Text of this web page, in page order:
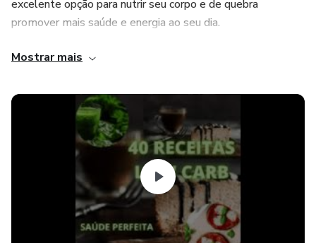
excelente opção para nutrir seu corpo e de quebra
promover mais saúde e energia ao seu dia.
Lista de Recceitas Abaixo.
PÃES LOW CAR
CULINARIS LOW CARB
DOCES FITS LOW CARB
SUCOS LOWCARB
Mostrar mais